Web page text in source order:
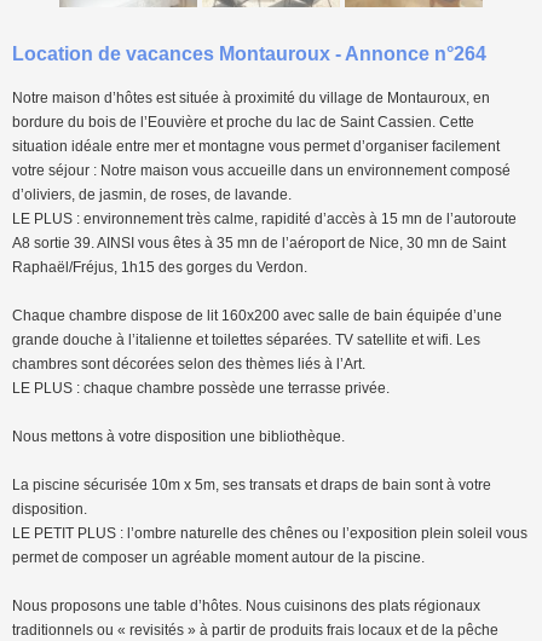
Location de vacances Montauroux - Annonce n°264
Notre maison d’hôtes est située à proximité du village de Montauroux, en
bordure du bois de l’Eouvière et proche du lac de Saint Cassien. Cette
situation idéale entre mer et montagne vous permet d’organiser facilement
votre séjour : Notre maison vous accueille dans un environnement composé
d’oliviers, de jasmin, de roses, de lavande.
LE PLUS : environnement très calme, rapidité d’accès à 15 mn de l’autoroute
A8 sortie 39. AINSI vous êtes à 35 mn de l’aéroport de Nice, 30 mn de Saint
Raphaël/Fréjus, 1h15 des gorges du Verdon.
Chaque chambre dispose de lit 160x200 avec salle de bain équipée d’une
grande douche à l’italienne et toilettes séparées. TV satellite et wifi. Les
chambres sont décorées selon des thèmes liés à l’Art.
LE PLUS : chaque chambre possède une terrasse privée.
Nous mettons à votre disposition une bibliothèque.
La piscine sécurisée 10m x 5m, ses transats et draps de bain sont à votre
disposition.
LE PETIT PLUS : l’ombre naturelle des chênes ou l’exposition plein soleil vous
permet de composer un agréable moment autour de la piscine.
Nous proposons une table d’hôtes. Nous cuisinons des plats régionaux
traditionnels ou « revisités » à partir de produits frais locaux et de la pêche